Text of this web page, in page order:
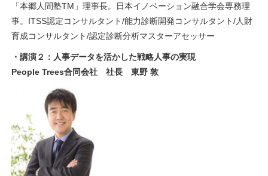
「本郷人間塾TM」理事長。日本イノベーション融合学会専務理
事。ITSS認定コンサルタント/能力診断開発コンサルタント/人財
育成コンサルタント/認定診断分析マスターアセッサー
・講演２：人事データを活かした戦略人事の実現
People Trees合同会社 社長 東野 敦